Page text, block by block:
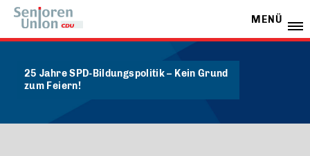
MENÜ
25 Jahre SPD-Bildungspolitik – Kein Grund
zum Feiern!